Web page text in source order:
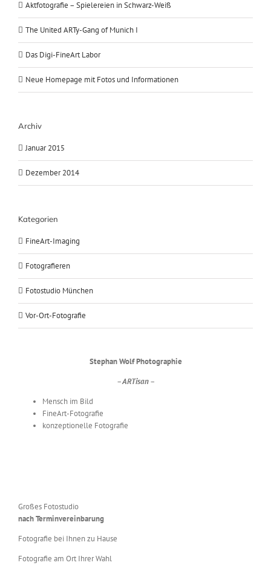
Aktfotografie – Spielereien in Schwarz-Weiß
The United ARTy-Gang of Munich I
Das Digi-FineArt Labor
Neue Homepage mit Fotos und Informationen
Archiv
Januar 2015
Dezember 2014
Kategorien
FineArt-Imaging
Fotografieren
Fotostudio München
Vor-Ort-Fotografie
Stephan Wolf Photographie
– ARTisan –
Mensch im Bild
FineArt-Fotografie
konzeptionelle Fotografie
Großes Fotostudio
nach Terminvereinbarung
Fotografie bei Ihnen zu Hause
Fotografie am Ort Ihrer Wahl